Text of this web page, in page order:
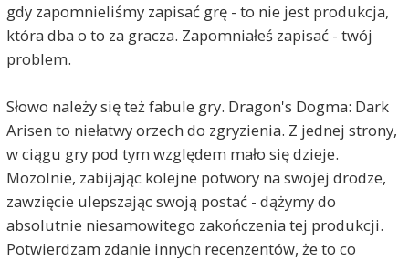
gdy zapomnieliśmy zapisać grę - to nie jest produkcja,
która dba o to za gracza. Zapomniałeś zapisać - twój
problem.
Słowo należy się też fabule gry. Dragon's Dogma: Dark
Arisen to niełatwy orzech do zgryzienia. Z jednej strony,
w ciągu gry pod tym względem mało się dzieje.
Mozolnie, zabijając kolejne potwory na swojej drodze,
zawzięcie ulepszając swoją postać - dążymy do
absolutnie niesamowitego zakończenia tej produkcji.
Potwierdzam zdanie innych recenzentów, że to co